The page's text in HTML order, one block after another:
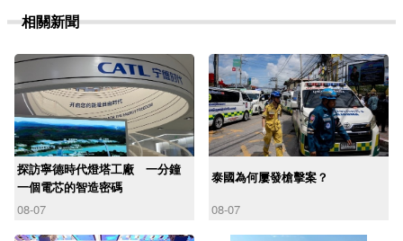
相關新聞
探訪寧德時代燈塔工廠 一分鐘
一個電芯的智造密碼
08-07
泰國為何屢發槍擊案？
08-07